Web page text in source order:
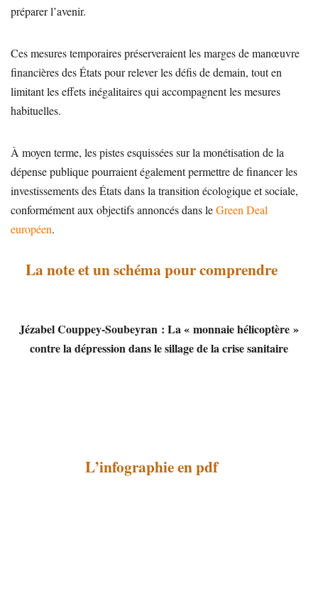
préparer l’avenir.
Ces mesures temporaires préserveraient les marges de manœuvre
financières des États pour relever les défis de demain, tout en
limitant les effets inégalitaires qui accompagnent les mesures
habituelles.
À moyen terme, les pistes esquissées sur la monétisation de la
dépense publique pourraient également permettre de financer les
investissements des États dans la transition écologique et sociale,
conformément aux objectifs annoncés dans leGreen Deal
européen.
La note et un schéma pour comprendre
Jézabel Couppey-Soubeyran : La « monnaie hélicoptère »
contre la dépression dans le sillage de la crise sanitaire
L’infographie en pdf